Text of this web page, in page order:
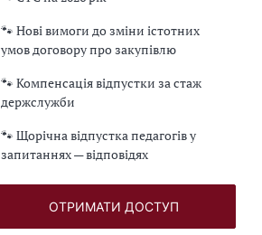
🐾 Нові вимоги до зміни істотних
умов договору про закупівлю
🐾 Компенсація відпустки за стаж
держслужби
🐾 Щорічна відпустка педагогів у
запитаннях — відповідях
ОТРИМАТИ ДОСТУП